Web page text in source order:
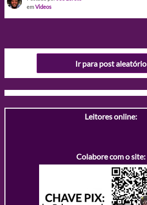
emVideos
Ir para post aleatório
Leitores online:
Colabore com o site: